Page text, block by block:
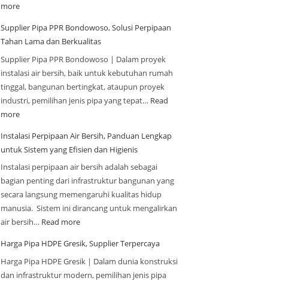
more
Supplier Pipa PPR Bondowoso, Solusi Perpipaan
Tahan Lama dan Berkualitas
Supplier Pipa PPR Bondowoso | Dalam proyek
instalasi air bersih, baik untuk kebutuhan rumah
tinggal, bangunan bertingkat, ataupun proyek
industri, pemilihan jenis pipa yang tepat… Read
more
Instalasi Perpipaan Air Bersih, Panduan Lengkap
untuk Sistem yang Efisien dan Higienis
Instalasi perpipaan air bersih adalah sebagai
bagian penting dari infrastruktur bangunan yang
secara langsung memengaruhi kualitas hidup
manusia. Sistem ini dirancang untuk mengalirkan
air bersih… Read more
Harga Pipa HDPE Gresik, Supplier Terpercaya
Harga Pipa HDPE Gresik | Dalam dunia konstruksi
dan infrastruktur modern, pemilihan jenis pipa